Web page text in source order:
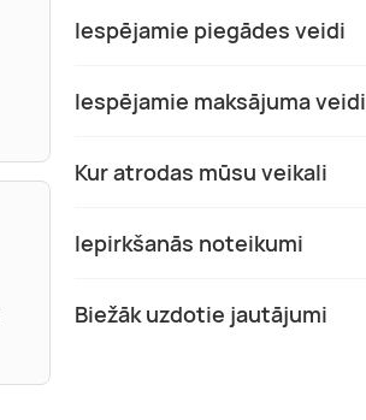
Iespējamie piegādes veidi
Iespējamie maksājuma veidi
Kur atrodas mūsu veikali
Iepirkšanās noteikumi
Biežāk uzdotie jautājumi